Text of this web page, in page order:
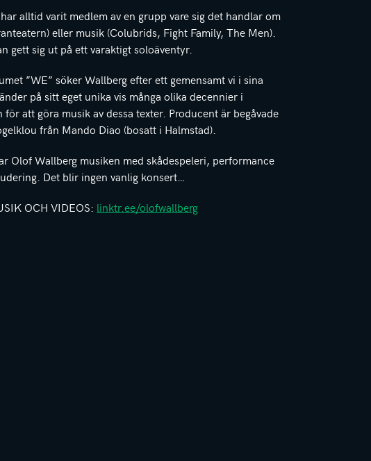
alltid varit medlem av en grupp vare sig det handlar om
eller musik (Colubrids, Fight Family, The Men).
gett sig ut på ett varaktigt soloäventyr.
”WE” söker Wallberg efter ett gemensamt vi i sina
på sitt eget unika vis många olika decennier i
att göra musik av dessa texter. Producent är begåvade
från Mando Diao (bosatt i Halmstad).
Olof Wallberg musiken med skådespeleri, performance
Det blir ingen vanlig konsert…
OCH VIDEOS: linktr.ee/olofwallberg